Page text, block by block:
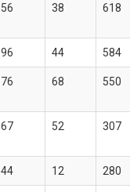
56 38 618
96 44 584
76 68 550
67 52 307
44 12 280